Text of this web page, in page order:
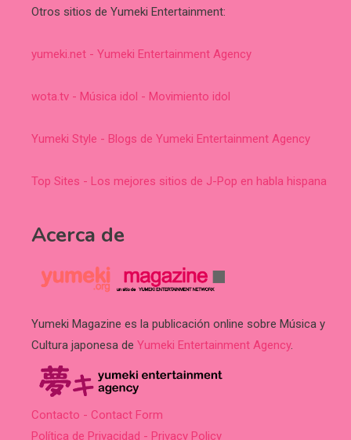
Otros sitios de Yumeki Entertainment:
yumeki.net - Yumeki Entertainment Agency
wota.tv - Música idol - Movimiento idol
Yumeki Style - Blogs de Yumeki Entertainment Agency
Top Sites - Los mejores sitios de J-Pop en habla hispana
Acerca de
Yumeki Magazine es la publicación online sobre Música y
Cultura japonesa de Yumeki Entertainment Agency.
Contacto - Contact Form
Política de Privacidad - Privacy Policy